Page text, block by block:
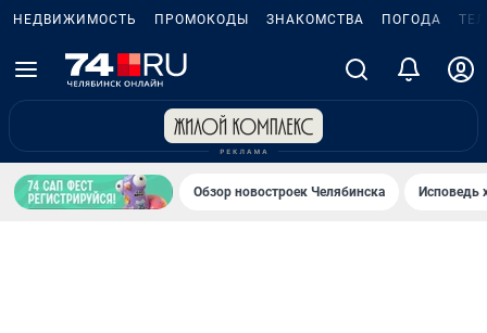
НЕДВИЖИМОСТЬ ПРОМОКОДЫ ЗНАКОМСТВА ПОГОДА
Обзор новостроек Челябинска Исповедь